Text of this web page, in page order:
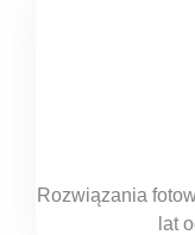
Rozwiązania
lat